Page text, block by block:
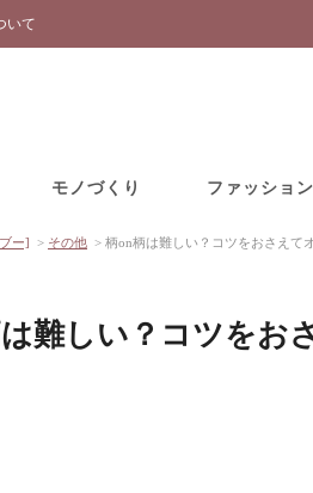
いて
モノづくり ファッション
ー] > その他 > 柄on柄は難しい？コツをおさえて
難しい？コツを